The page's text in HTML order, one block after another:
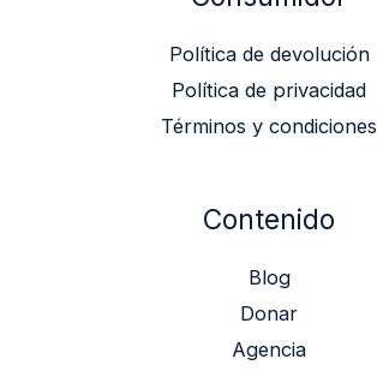
Política de devolución
Política de privacidad
Términos y condiciones
Contenido
Blog
Donar
Agencia